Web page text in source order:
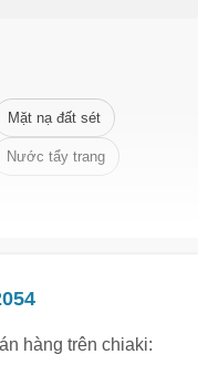
Mặt nạ đất sét
Nước tẩy trang
hàng trên chiaki:
Cho Bạn
hàng nào.